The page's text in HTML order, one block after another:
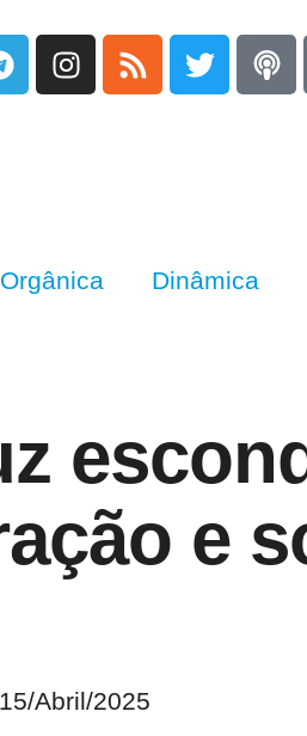
Orgânica Dinâmica
e
15/Abril/2025